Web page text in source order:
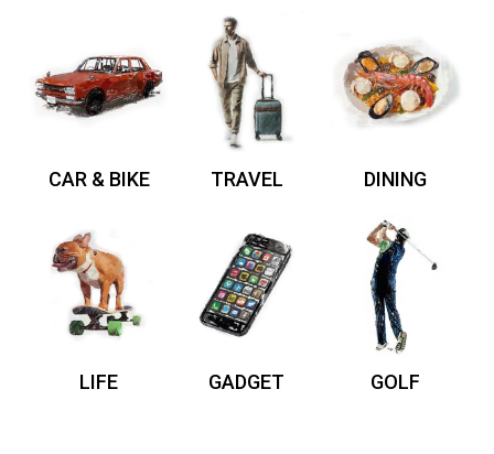
CAR & BIKE TRAVEL DINING
LIFE GADGET GOLF